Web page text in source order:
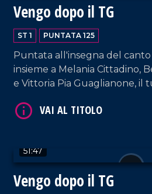
Vengo dopo il TG
ST 1 PUNTATA 125
Puntata all'insegna del
insieme a Melania Cittadino,
e Vittoria Pia Guaglianone, il
accoglienza del padrone di
51:47
Vengo dopo il TG
VAI AL TITOLO